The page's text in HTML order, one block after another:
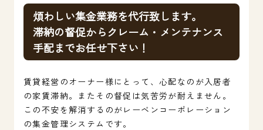
煩わしい集金業務を代行致します。
滞納の督促からクレーム・メンテナンス
手配までお任せ下さい！
賃貸経営のオーナー様にとって、心配なのが入居者
の家賃滞納。またその督促は気苦労が耐えません。
この不安を解消するのがレーベンコーポレーション
の集金管理システムです。